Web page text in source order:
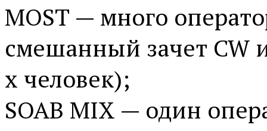
MOST — много
смешанный зачет CW
х человек);
SOAB MIX — один